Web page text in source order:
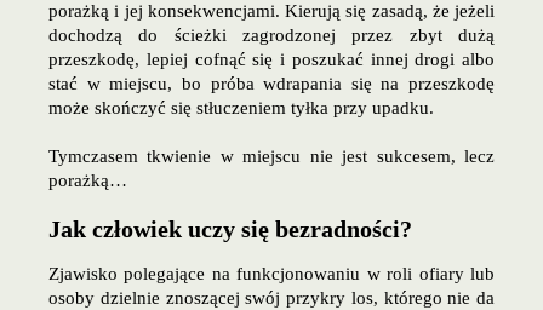
porażką i jej konsekwencjami. Kierują się zasadą, że jeżeli
dochodzą do ścieżki zagrodzonej przez zbyt dużą
przeszkodę, lepiej cofnąć się i poszukać innej drogi albo
stać w miejscu, bo próba wdrapania się na przeszkodę
może skończyć się stłuczeniem tyłka przy upadku.
Tymczasem tkwienie w miejscu nie jest sukcesem, lecz
porażką…
Jak człowiek uczy się bezradności?
Zjawisko polegające na funkcjonowaniu w roli ofiary lub
osoby dzielnie znoszącej swój przykry los, którego nie da